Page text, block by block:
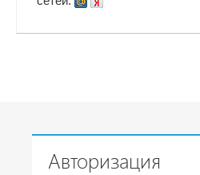
Авторизация